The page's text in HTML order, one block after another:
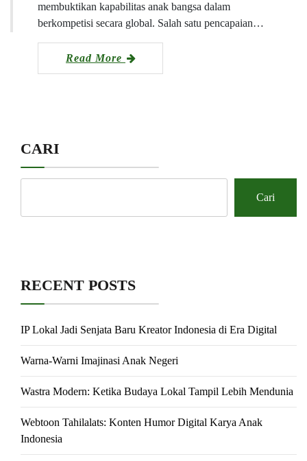
membuktikan kapabilitas anak bangsa dalam
berkompetisi secara global. Salah satu pencapaian…
Read More
CARI
Cari
RECENT POSTS
IP Lokal Jadi Senjata Baru Kreator Indonesia di Era Digital
Warna-Warni Imajinasi Anak Negeri
Wastra Modern: Ketika Budaya Lokal Tampil Lebih Mendunia
Webtoon Tahilalats: Konten Humor Digital Karya Anak
Indonesia